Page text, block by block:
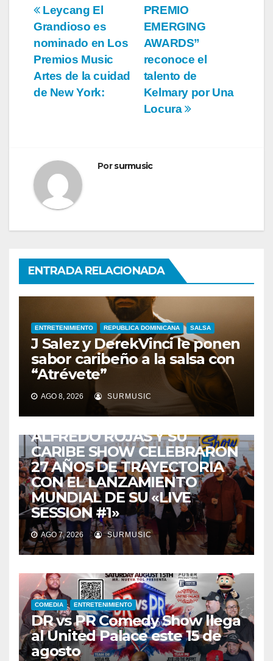
Navegación
de
entradas
PREMIO
EMERGING
AWARDS”
reconoce el
talento de
Kelmary por Una
Locura
Leycang El
Grandioso es
nominado en Los
Premios Music
Artes de la cuidad
de New York:
Porsurmusic
ENTRADA RELACIONADA
ENTRETENIMIENTO REPUBLICA DOMINICANA SALSA
J Salez y DerekVinci le ponen
sabor caribeño a la salsa con
“Atrévete”
AGO 8, 2026 SURMUSIC
ENTRETENIMIENTO
ALFREDO ROJAS Y SU
CARIBE SHOW CELEBRARON
27 AÑOS DE TRAYECTORIA
CON EL LANZAMIENTO
MUNDIAL DE SU «LIVE
SESSION #1»
AGO 7, 2026 SURMUSIC
COMEDIA ENTRETENIMIENTO
DR vs PR Comedy Show llega
al United Palace este 15 de
agosto